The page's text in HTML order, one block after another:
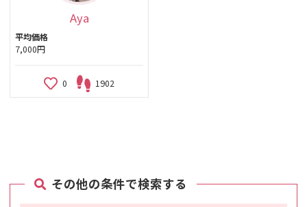
Aya
平均価格
7,000円
0 1902
その他の条件で検索する